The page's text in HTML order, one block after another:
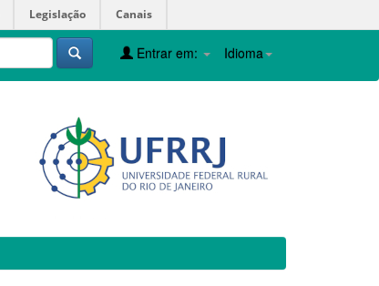
Legislação Canais
Idioma
Entrar em: